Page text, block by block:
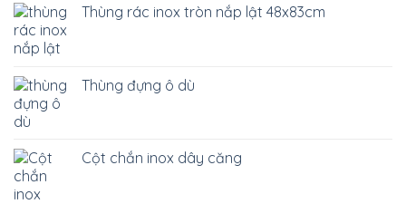
Thùng rác inox tròn nắp lật 48x83cm
Thùng đựng ô dù
Cột chắn inox dây căng